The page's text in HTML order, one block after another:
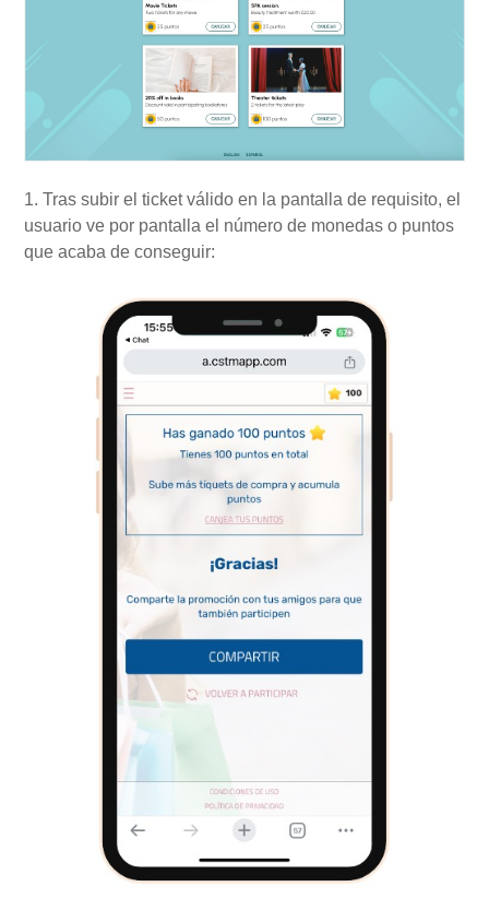
1. Tras subir el ticket válido en la pantalla de requisito, el
usuario ve por pantalla el número de monedas o puntos
que acaba de conseguir: